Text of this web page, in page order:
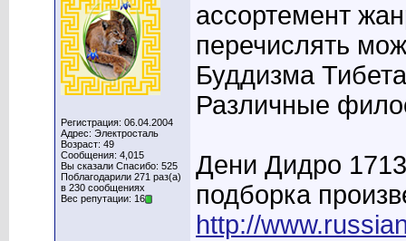
Регистрация: 06.04.2004
Адрес: Электросталь
Возраст: 49
Сообщения: 4,015
Вы сказали Спасибо: 525
Поблагодарили 271 раз(а)
в 230 сообщениях
Вес репутации: 16
ассортемент
перечислять
Буддизма
Различные
Дени Дидро
подборка
http://